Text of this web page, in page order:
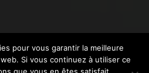
pour vous garantir la meilleure
Si vous continuez à utiliser ce